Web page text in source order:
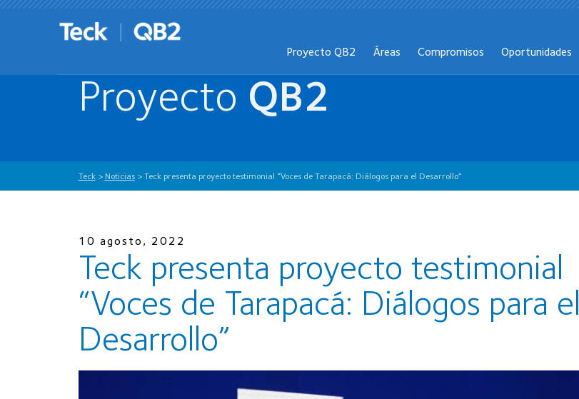
Proyecto QB2 Áreas Compromisos Oportunidades
Proyecto QB2
Teck> Noticias> Teck presenta proyecto testimonial “Voces de Tarapacá: Diálogos para el Desarrollo”
10 agosto, 2022
Teck presenta proyecto testimonial
“Voces de Tarapacá: Diálogos para el
Desarrollo”